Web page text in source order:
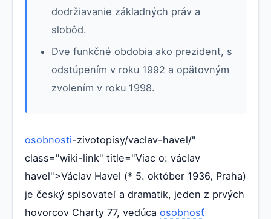
dodržiavanie základných práv a
slobôd.
Dve funkčné obdobia ako prezident, s
odstúpením v roku 1992 a opätovným
zvolením v roku 1998.
osobnosti-zivotopisy/vaclav-havel/"
class="wiki-link" title="Viac o: václav
havel">Václav Havel (* 5. október 1936, Praha)
je český spisovateľ a dramatik, jeden z prvých
hovorcov Charty 77, vedúca osobnosť